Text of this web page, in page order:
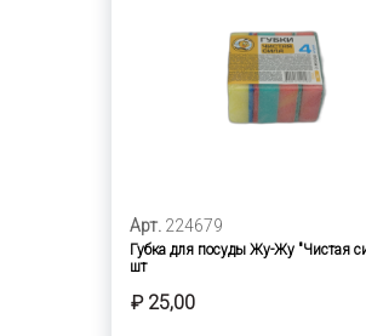
Арт. 224679
Губка для посуды Жу-Жу "Чистая
шт
₽ 25,00